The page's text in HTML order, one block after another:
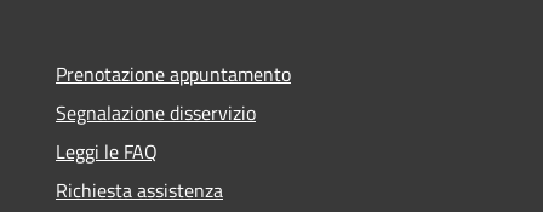
Prenotazione appuntamento
Segnalazione disservizio
Leggi le FAQ
Richiesta assistenza